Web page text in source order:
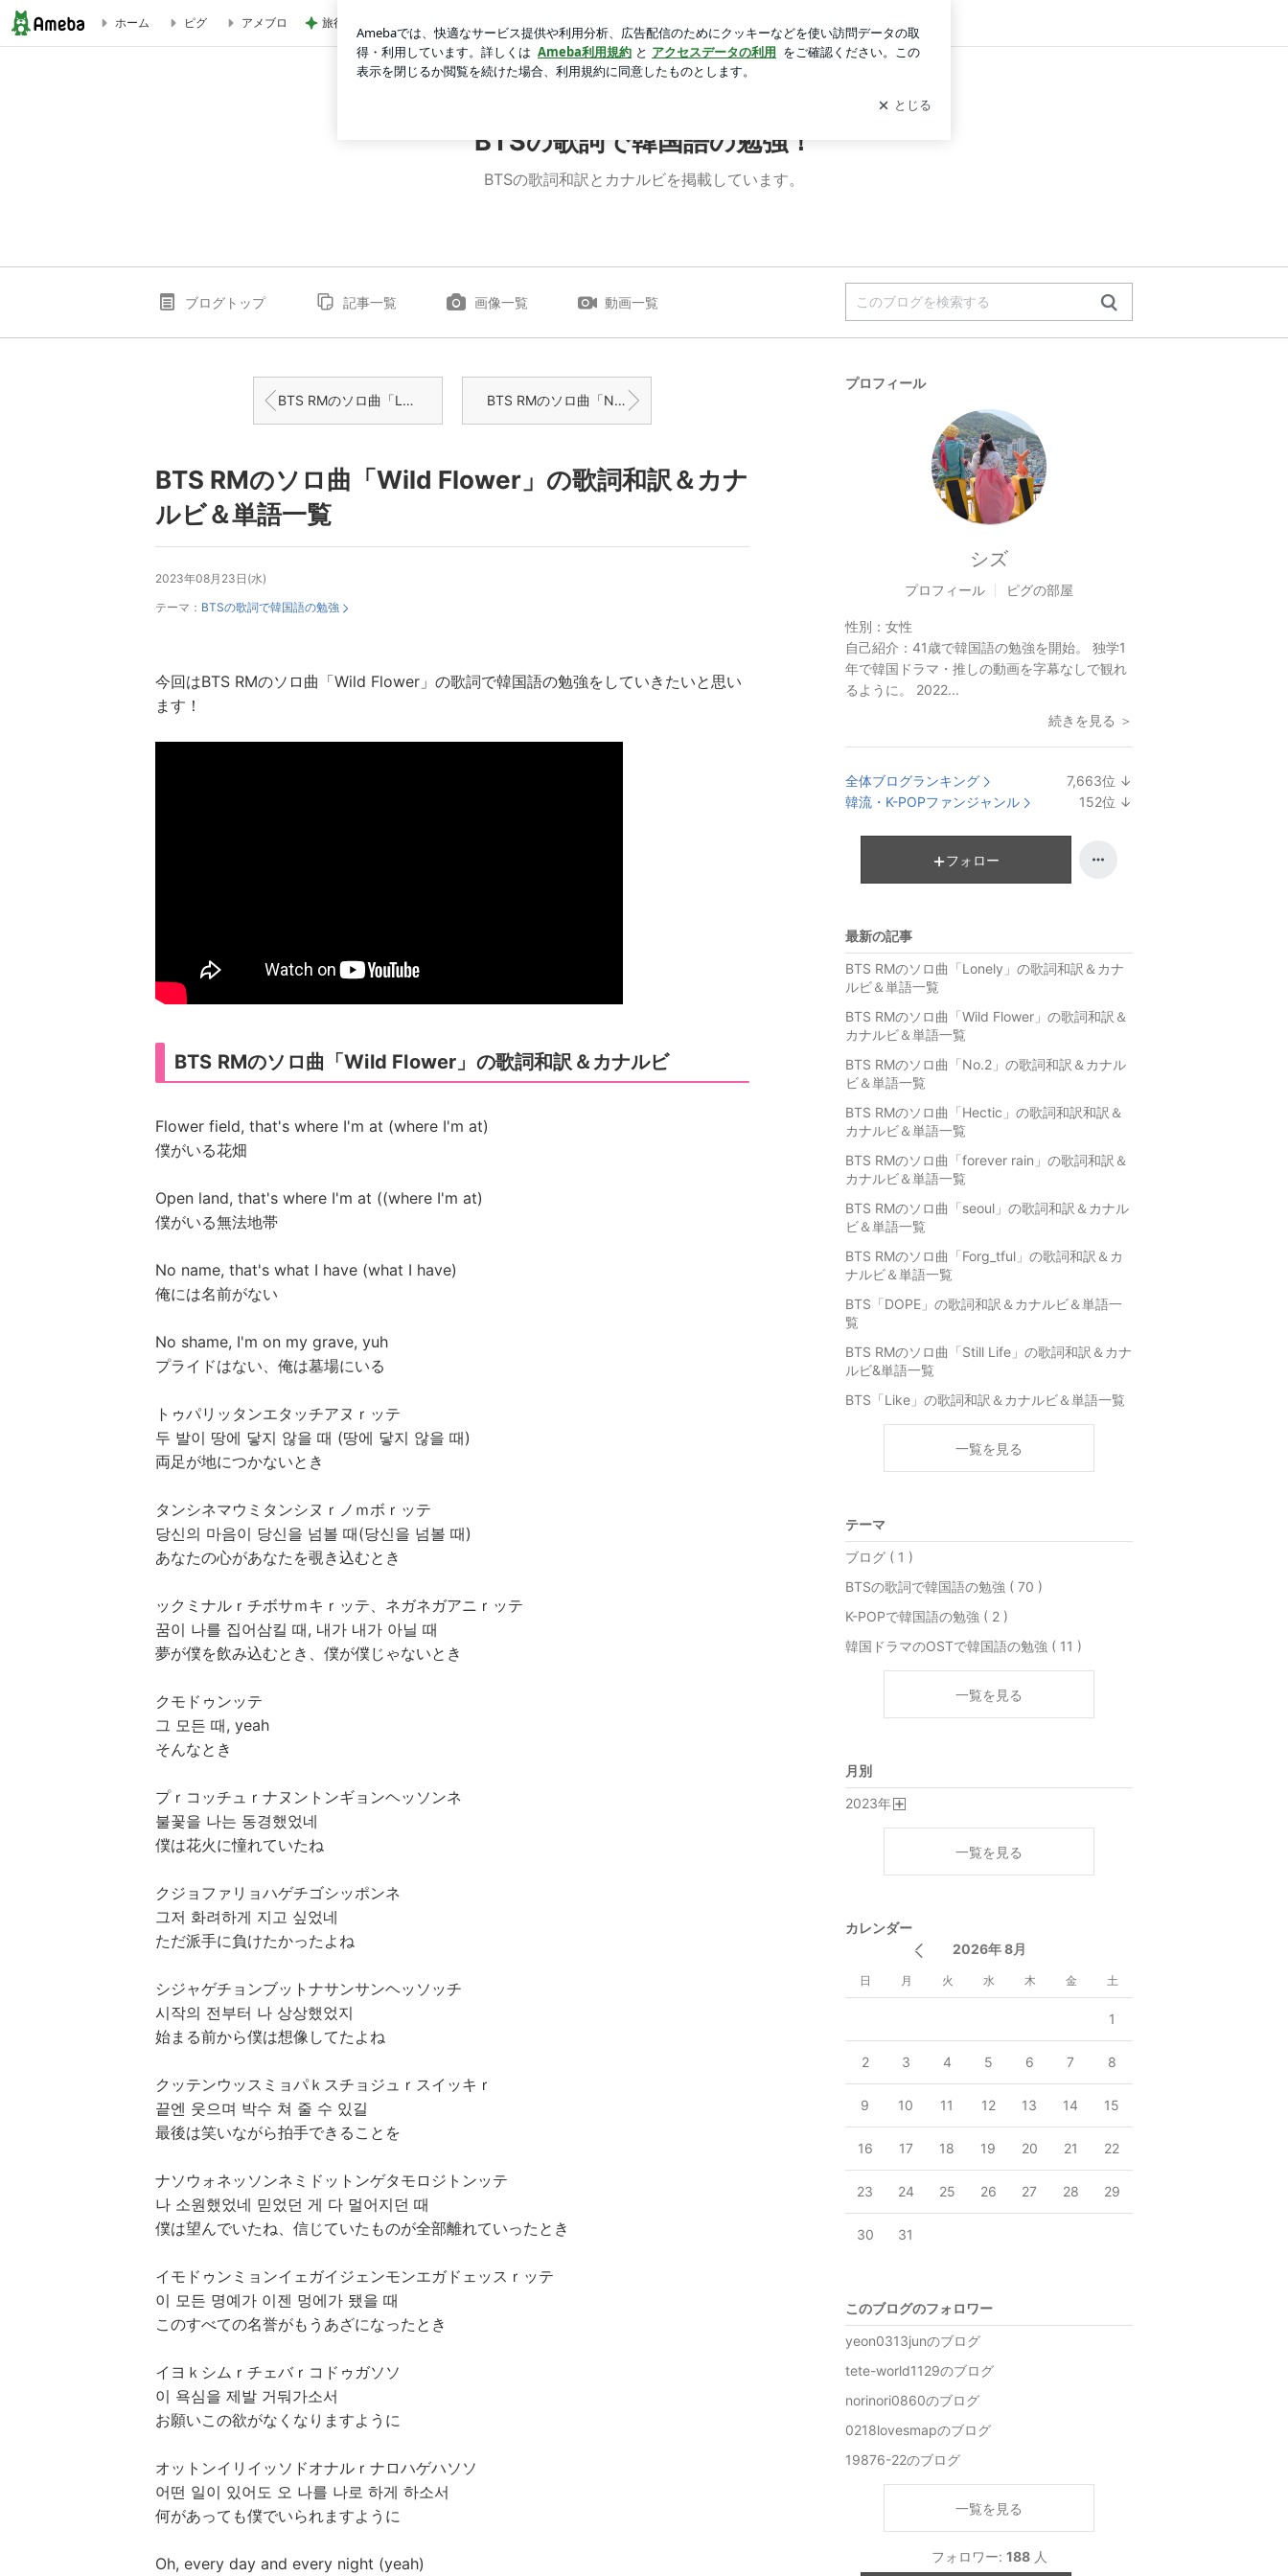
BTS RMのソロ曲「Wild Flower」の歌詞和訳＆カナルビ＆単語一覧 | BTSの歌詞で韓国語の勉強！
ホーム ピグ アメブロ 旅行先で発見した猫ちゃんの木馬 ログイン
BTSの歌詞で韓国語の勉強！
BTSの歌詞和訳とカナルビを掲載しています。
ブログトップ 記事一覧 画像一覧 動画一覧
BTS RMのソロ曲「Lonely」の歌詞和訳＆カナルビ＆単語一覧 BTS RMのソロ曲「No.2」の歌詞和訳＆カナルビ＆単語一覧
BTS RMのソロ曲「Wild Flower」の歌詞和訳＆カナ
ルビ＆単語一覧
2023年08月23日(水)
テーマ： BTSの歌詞で韓国語の勉強
今回はBTS RMのソロ曲「Wild Flower」の歌詞で韓国語の勉強をしていきたいと思い
ます！
BTS RMのソロ曲「Wild Flower」の歌詞和訳＆カナルビ
Flower field, that's where I'm at (where I'm at)
僕がいる花畑
Open land, that's where I'm at ((where I'm at)
僕がいる無法地帯
No name, that's what I have (what I have)
俺には名前がない
No shame, I'm on my grave, yuh
プライドはない、俺は墓場にいる
トゥパリッタンエタッチアヌｒッテ
두 발이 땅에 닿지 않을 때 (땅에 닿지 않을 때)
両足が地につかないとき
タンシネマウミタンシヌｒノｍボｒッテ
당신의 마음이 당신을 넘볼 때(당신을 넘볼 때)
あなたの心があなたを覗き込むとき
ックミナルｒチボサｍキｒッテ、ネガネガアニｒッテ
꿈이 나를 집어삼킬 때, 내가 내가 아닐 때
夢が僕を飲み込むとき、僕が僕じゃないとき
クモドゥンッテ
그 모든 때, yeah
そんなとき
プｒコッチュｒナヌントンギョンヘッソンネ
불꽃을 나는 동경했었네
僕は花火に憧れていたね
クジョファリョハゲチゴシッポンネ
그저 화려하게 지고 싶었네
ただ派手に負けたかったよね
シジャゲチョンブットナサンサンヘッソッチ
시작의 전부터 나 상상했었지
始まる前から僕は想像してたよね
クッテンウッスミョパｋスチョジュｒスイッキｒ
끝엔 웃으며 박수 쳐 줄 수 있길
最後は笑いながら拍手できることを
ナソウォネッソンネミドットンゲタモロジトンッテ
나 소원했었네 믿었던 게 다 멀어지던 때
僕は望んでいたね、信じていたものが全部離れていったとき
イモドゥンミョンイェガイジェンモンエガドェッスｒッテ
이 모든 명예가 이젠 멍에가 됐을 때
このすべての名誉がもうあざになったとき
イヨｋシムｒチェバｒコドゥガソソ
이 욕심을 제발 거둬가소서
お願いこの欲がなくなりますように
オットンイリイッソドオナルｒナロハゲハソソ
어떤 일이 있어도 오 나를 나로 하게 하소서
何があっても僕でいられますように
Oh, every day and every night (yeah)
プロフィール
シズ
プロフィール ピグの部屋
性別： 女性
自己紹介： 41歳で韓国語の勉強を開始。 独学1
年で韓国ドラマ・推しの動画を字幕なしで観れ
るように。 2022...
続きを見る ＞
全体ブログランキング 7,663位 ↓
韓流・K-POPファンジャンル 152位 ↓
フォロー
最新の記事
BTS RMのソロ曲「Lonely」の歌詞和訳＆カナ
ルビ＆単語一覧
BTS RMのソロ曲「Wild Flower」の歌詞和訳＆
カナルビ＆単語一覧
BTS RMのソロ曲「No.2」の歌詞和訳＆カナル
ビ＆単語一覧
BTS RMのソロ曲「Hectic」の歌詞和訳和訳＆
カナルビ＆単語一覧
BTS RMのソロ曲「forever rain」の歌詞和訳＆
カナルビ＆単語一覧
BTS RMのソロ曲「seoul」の歌詞和訳＆カナル
ビ＆単語一覧
BTS RMのソロ曲「Forg_tful」の歌詞和訳＆カ
ナルビ＆単語一覧
BTS「DOPE」の歌詞和訳＆カナルビ＆単語一
覧
BTS RMのソロ曲「Still Life」の歌詞和訳＆カナ
ルビ&単語一覧
BTS「Like」の歌詞和訳＆カナルビ＆単語一覧
一覧を見る
テーマ
ブログ ( 1 )
BTSの歌詞で韓国語の勉強 ( 70 )
K-POPで韓国語の勉強 ( 2 )
韓国ドラマのOSTで韓国語の勉強 ( 11 )
一覧を見る
月別
2023年
一覧を見る
カレンダー
2026年 8月
日 月 火 水 木 金 土
1
2 3 4 5 6 7 8
9 10 11 12 13 14 15
16 17 18 19 20 21 22
23 24 25 26 27 28 29
30 31
このブログのフォロワー
yeon0313junのブログ
tete-world1129のブログ
norinori0860のブログ
0218lovesmapのブログ
19876-22のブログ
一覧を見る
フォロワー: 188 人